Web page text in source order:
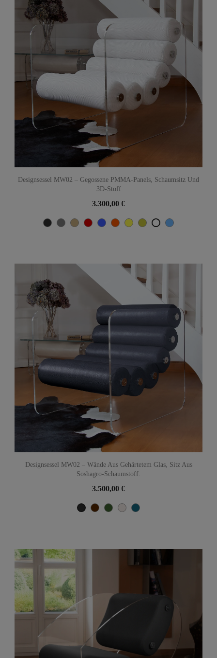
Designsessel MW02 – Gegossene PMMA-Panels, Schaumsitz Und
3D-Stoff
3.300,00 €
Gris anthracite
GrauBeigeRot BlauOrangeGelbOliveWeißTÜRKISCH-
Designsessel MW02 – Wände Aus Gehärtetem Glas, Sitz Aus
Soshagro-Schaumstoff.
3.500,00 €
Noir Métallique
BraunGrünPerleBleu Océan